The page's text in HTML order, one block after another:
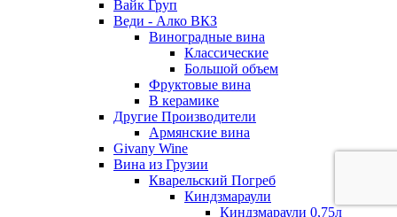
Вайк Груп
Веди - Алко ВКЗ
Виноградные вина
Классические
Большой объем
Фруктовые вина
В керамике
Другие Производители
Армянские вина
Givany Wine
Вина из Грузии
Кварельский Погреб
Киндзмараули
Киндзмараули 0,75л